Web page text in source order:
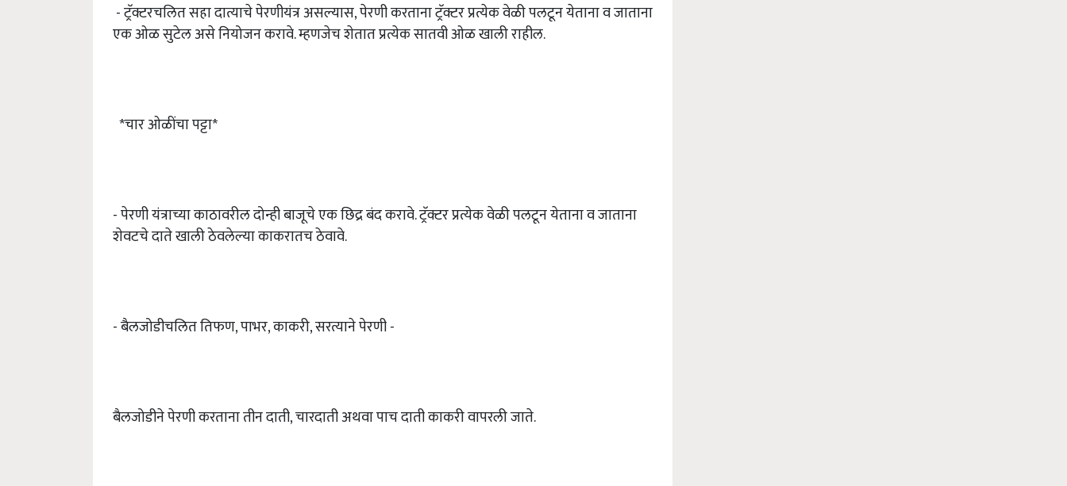
- ट्रॅक्टरचलित सहा दात्याचे पेरणीयंत्र असल्यास, पेरणी करताना ट्रॅक्टर प्रत्येक वेळी पलटून येताना व जाताना
एक ओळ सुटेल असे नियोजन करावे. म्हणजेच शेतात प्रत्येक सातवी ओळ खाली राहील.
*चार ओळींचा पट्टा*
- पेरणी यंत्राच्या काठावरील दोन्ही बाजूचे एक छिद्र बंद करावे. ट्रॅक्टर प्रत्येक वेळी पलटून येताना व जाताना
शेवटचे दाते खाली ठेवलेल्या काकरातच ठेवावे.
- बैलजोडीचलित तिफण, पाभर, काकरी, सरत्याने पेरणी -
बैलजोडीने पेरणी करताना तीन दाती, चारदाती अथवा पाच दाती काकरी वापरली जाते.